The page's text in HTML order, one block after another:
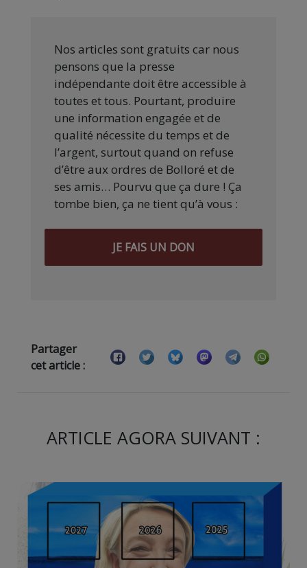
Nos articles sont gratuits car nous
pensons que la presse
indépendante doit être accessible à
toutes et tous. Pourtant, produire
une information engagée et de
qualité nécessite du temps et de
l’argent, surtout quand on refuse
d’être aux ordres de Bolloré et de
ses amis… Pourvu que ça dure ! Ça
tombe bien, ça ne tient qu’à vous :
JE FAIS UN DON
Partager
cet article :
ARTICLE AGORA SUIVANT :